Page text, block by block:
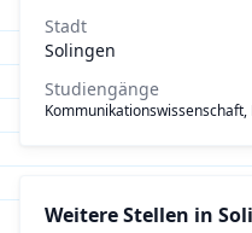
Stadt
Solingen
Studiengänge
Weitere Stellen in